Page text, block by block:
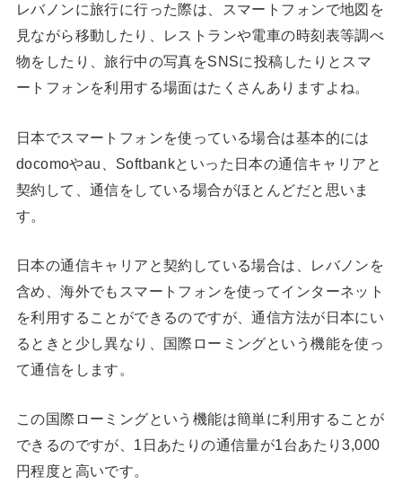
レバノンに旅行に行った際は、スマートフォンで地図を
見ながら移動したり、レストランや電車の時刻表等調べ
物をしたり、旅行中の写真をSNSに投稿したりとスマ
ートフォンを利用する場面はたくさんありますよね。
日本でスマートフォンを使っている場合は基本的には
docomoやau、Softbankといった日本の通信キャリアと
契約して、通信をしている場合がほとんどだと思いま
す。
日本の通信キャリアと契約している場合は、レバノンを
含め、海外でもスマートフォンを使ってインターネット
を利用することができるのですが、通信方法が日本にい
るときと少し異なり、国際ローミングという機能を使っ
て通信をします。
この国際ローミングという機能は簡単に利用することが
できるのですが、1日あたりの通信量が1台あたり3,000
円程度と高いです。